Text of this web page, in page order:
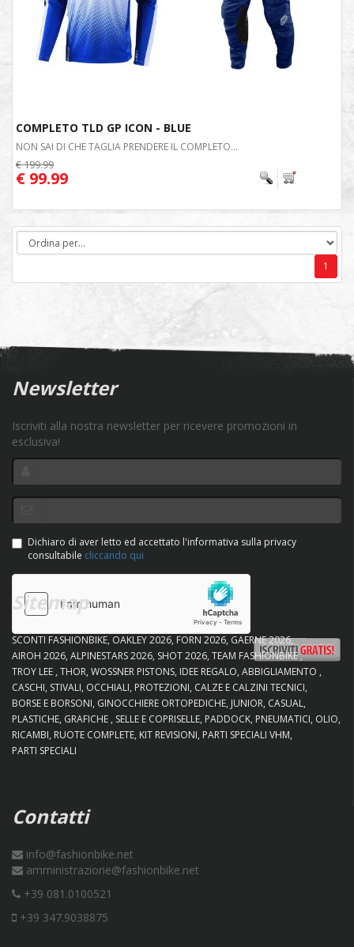
COMPLETO TLD GP ICON - BLUE
NON SAI DI CHE TAGLIA PRENDERE IL COMPLETO...
€ 199.99
€ 99.99
1
Newsletter
Iscriviti alla nostra newsletter per ricevere promozioni in
esclusiva!
Dichiaro di aver letto ed accettato l'informativa sulla privacy
consultabile cliccando qui
Sitemap
SCONTI FASHIONBIKE OAKLEY 2026 FORN 2026 GAERNE 2026
AIROH 2026 ALPINESTARS 2026 SHOT 2026 TEAM FASHIONBIKE
TROY LEE THOR WOSSNER PISTONS IDEE REGALO ABBIGLIAMENTO
CASCHI STIVALI OCCHIALI PROTEZIONI CALZE E CALZINI TECNICI
BORSE E BORSONI GINOCCHIERE ORTOPEDICHE JUNIOR CASUAL
PLASTICHE GRAFICHE SELLE E COPRISELLE PADDOCK PNEUMATICI OLIO
RICAMBI RUOTE COMPLETE KIT REVISIONI PARTI SPECIALI VHM
PARTI SPECIALI
Contatti
info@fashionbike.net
amministrazione@fashionbike.net
+39 081.0100521
+39 347.9038875